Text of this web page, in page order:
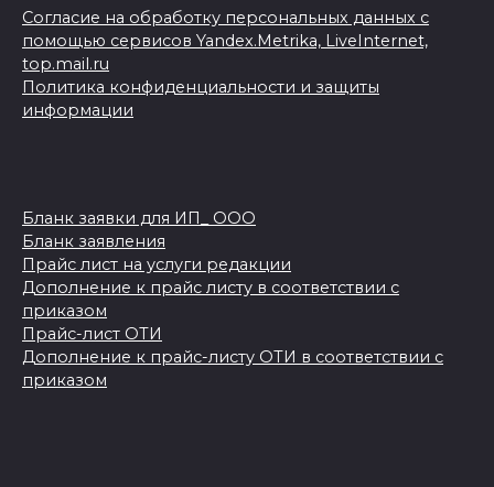
Согласие на обработку персональных данных с
помощью сервисов Yandex.Metrika, LiveInternet,
top.mail.ru
Политика конфиденциальности и защиты
информации
Бланк заявки для ИП_ ООО
Бланк заявления
Прайс лист на услуги редакции
Дополнение к прайс листу в соответствии с
приказом
Прайс-лист ОТИ
Дополнение к прайс-листу ОТИ в соответствии с
приказом